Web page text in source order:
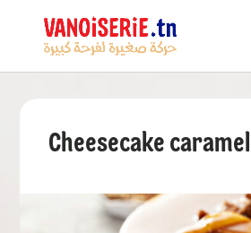
Cheesecake caramel